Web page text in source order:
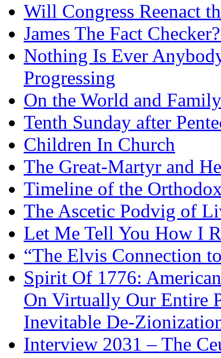
Will Congress Reenact
James The Fact
Nothing Is Ever
Progressing
On the World and Family
Tenth Sunday after
Children In Church
The Great-Martyr and
Timeline of the
The Ascetic Podvig of
Let Me Tell You How I
“The Elvis Connection
Spirit Of 1776:
On Virtually Our Entire
Inevitable De-
Interview 2031 – The